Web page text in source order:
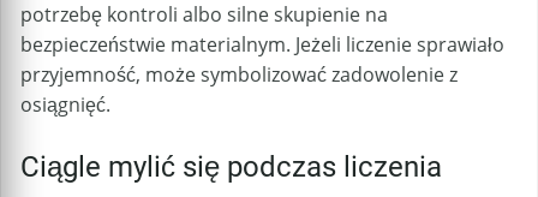
potrzebę kontroli albo silne skupienie na
bezpieczeństwie materialnym. Jeżeli liczenie sprawiało
przyjemność, może symbolizować zadowolenie z
osiągnięć.
Ciągle mylić się podczas liczenia